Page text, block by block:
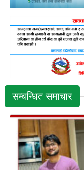
सम्बन्धित समाचार